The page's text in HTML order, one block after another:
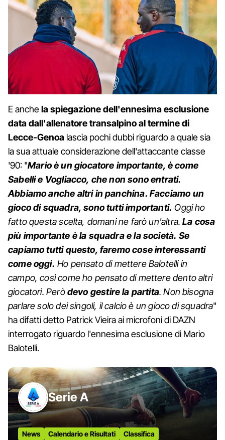
E anchela spiegazione dell'ennesima esclusione
data dall'allenatore transalpino al termine di
Lecce-Genoa lascia pochi dubbi riguardo a quale sia
la sua attuale considerazione dell'attaccante classe
'90: "Mario è un giocatore importante, è come
Sabelli e Vogliacco, che non sono entrati.
Abbiamo anche altri in panchina. Facciamo un
gioco di squadra, sono tutti importanti. Oggi ho
fatto questa scelta, domani ne farò un'altra.La cosa
più importante è la squadra e la società. Se
capiamo tutti questo, faremo cose interessanti
come oggi. Ho pensato di mettere Balotelli in
campo, così come ho pensato di mettere dento altri
giocatori. Peròdevo gestire la partita. Non bisogna
parlare solo dei singoli, il calcio è un gioco di squadra"
ha difatti detto Patrick Vieira ai microfoni di DAZN
interrogato riguardo l'ennesima esclusione di Mario
Balotelli.
Serie A
News Calendario e Risultati Classifica